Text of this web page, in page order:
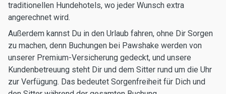
traditionellen Hundehotels, wo jeder Wunsch extra
angerechnet wird.
Außerdem kannst Du in den Urlaub fahren, ohne Dir Sorgen
zu machen, denn Buchungen bei Pawshake werden von
unserer Premium-Versicherung gedeckt, und unsere
Kundenbetreuung steht Dir und dem Sitter rund um die Uhr
zur Verfügung. Das bedeutet Sorgenfreiheit für Dich und